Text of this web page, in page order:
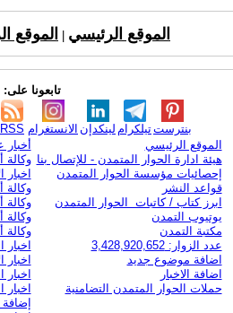
الموقع الرئيسي الموقع
تابعونا على:
RSS الانستغرام لينكدإن تيلكرامبنترست
الموقع الرئيسي
هيئة ادارة الحوار المتمدن - للإتصال بنا
إحصائيات مؤسسة الحوار المتمدن
قواعد النشر
ابرز كتاب / كاتبات الحوار المتمدن
يوتيوب التمدن
مكتبة التمدن
عدد الزوار: 3,428,920,652
اضافة موضوع جديد
اضافة الاخبار
حملات الحوار المتمدن التضامنية
أخبار
وكالة
اخبار
وكالة
وكالة
وكالة
وكالة
اخبار
اخبار
اخبار
اخبار